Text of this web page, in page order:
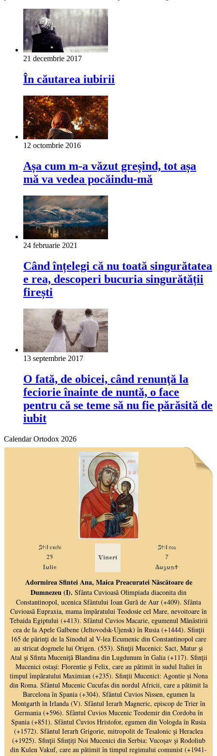
21 decembrie 2017
În căutarea iubirii
12 octombrie 2016
Așa cum m-a văzut greșind, tot așa
mă va vedea pocăindu-mă
24 februarie 2021
Când înțelegi că nu toată singurătatea
e rea, descoperi bucuria singurătății
firești
13 septembrie 2017
O fată, de obicei, când renunţă la
feciorie înainte de nuntă, o face
pentru că se teme să nu fie părăsită de
iubit
Calendar Ortodox 2026